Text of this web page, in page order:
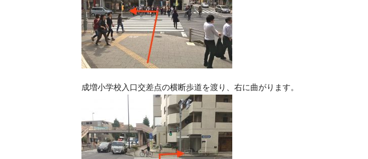
成増小学校入口交差点の横断歩道を渡り、右に曲がります。